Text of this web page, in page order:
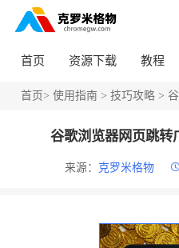
首页 资源下载 教程
首页> 使用指南 > 技巧攻略> 谷
谷歌浏览器网页跳转
来源： 克罗米格物